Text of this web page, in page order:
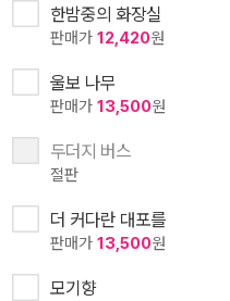
한밤중의 화장실
판매가 12,420원
울보 나무
판매가 13,500원
두더지 버스
절판
더 커다란 대포를
판매가 13,500원
모기향